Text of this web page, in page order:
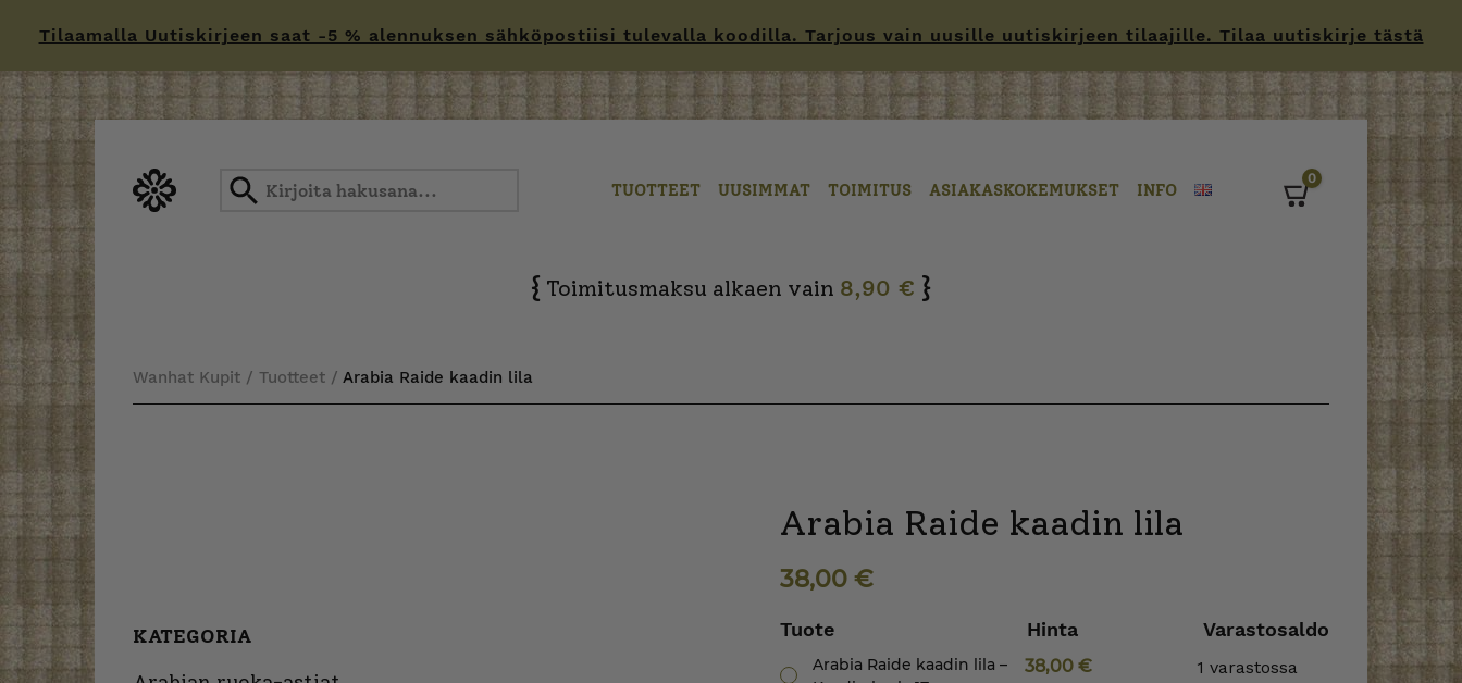
Tilaamalla Uutiskirjeen saat -5 % alennuksen sähköpostiisi tulevalla koodilla. Tarjous vain uusille uutiskirjeen tilaajille. Tilaa uutiskirje tästä
to
TUOTTEET UUSIMMAT TOIMITUS ASIAKASKOKEMUKSET INFO
0
{ Toimitusmaksu alkaen vain 8,90 € }
Wanhat Kupit / Tuotteet / Arabia Raide kaadin lila
KATEGORIA
Arabia Raide kaadin lila
38,00 €
Tuote Hinta Varastosaldo
Arabia Raide kaadin lila –
38,00 € 1 varastossa